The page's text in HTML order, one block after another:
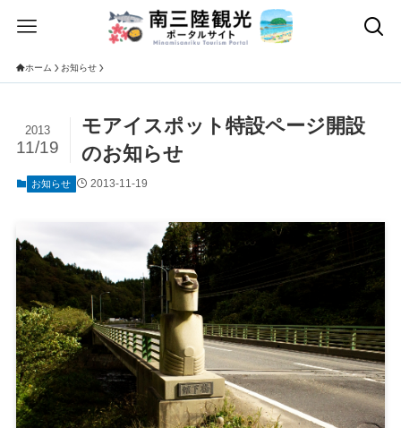
ホーム お知らせ
モアイスポット特設ページ開設
のお知らせ
2013
11/19
お知らせ 2013-11-19